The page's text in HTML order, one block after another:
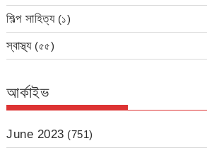
শিল্প সাহিত্য(১)
স্বাস্থ্য(৫৫)
আর্কাইভ
June 2023 (751)